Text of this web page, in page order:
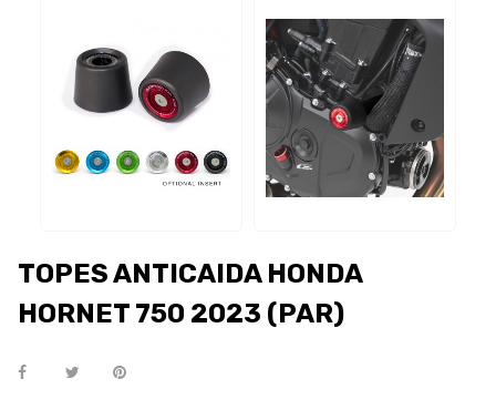
TOPES ANTICAIDA HONDA
HORNET 750 2023 (PAR)